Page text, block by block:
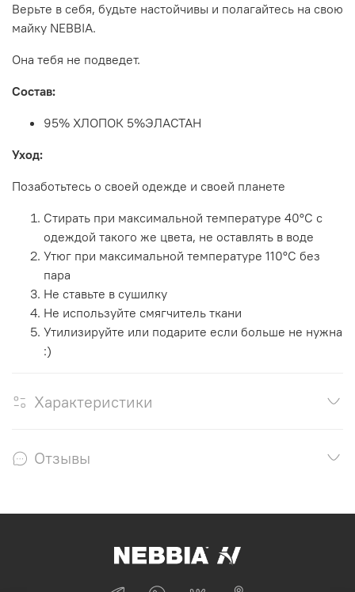
Верьте в себя, будьте настойчивы и полагайтесь на свою
майку NEBBIA.
Она тебя не подведет.
Состав:
95% ХЛОПОК 5%ЭЛАСТАН
Уход:
Позаботьтесь о своей одежде и своей планете
Стирать при максимальной температуре 40°С с
одеждой такого же цвета, не оставлять в воде
Утюг при максимальной температуре 110°C без
пара
Не ставьте в сушилку
Не используйте смягчитель ткани
Утилизируйте или подарите если больше не нужна
:)
Характеристики
Отзывы